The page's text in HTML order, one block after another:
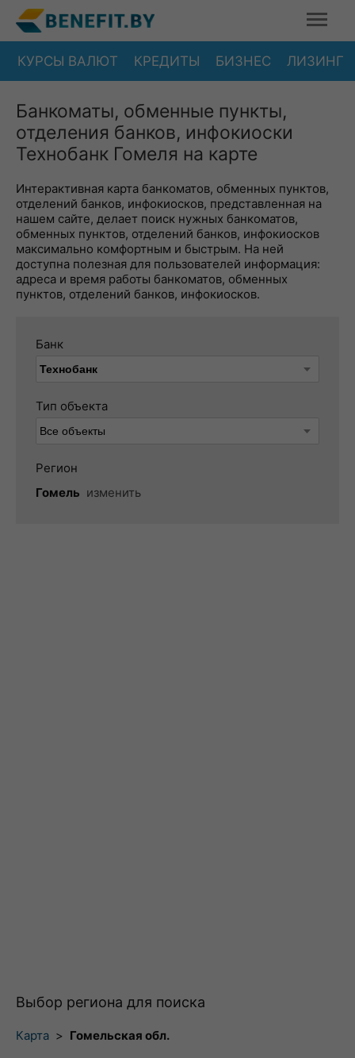
КУРСЫ ВАЛЮТ КРЕДИТЫ БИЗНЕС ЛИЗИНГ
Банкоматы, обменные пункты,
отделения банков, инфокиоски
Технобанк Гомеля на карте
Интерактивная карта банкоматов, обменных пунктов,
отделений банков, инфокиосков, представленная на
нашем сайте, делает поиск нужных банкоматов,
обменных пунктов, отделений банков, инфокиосков
максимально комфортным и быстрым. На ней
доступна полезная для пользователей информация:
адреса и время работы банкоматов, обменных
пунктов, отделений банков, инфокиосков.
Банк
Тип объекта
Регион
Гомель изменить
Выбор региона для поиска
Карта > Гомельская обл.